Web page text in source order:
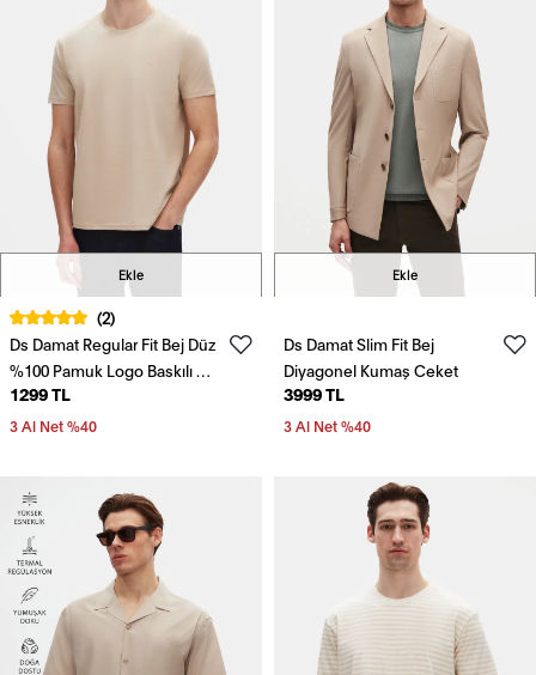
Ekle
(2)
Ds Damat Regular Fit Bej Düz
%100 Pamuk Logo Baskılı T-
Shirt
1299 TL
3 Al Net %40
Ekle
Ds Damat Slim Fit Bej
Diyagonel Kumaş Ceket
3999 TL
3 Al Net %40